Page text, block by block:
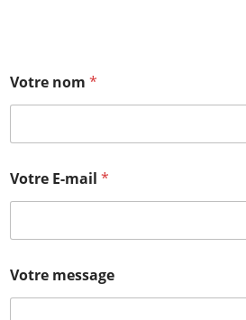
Votre nom *
Votre E-mail *
o
t
Votre message